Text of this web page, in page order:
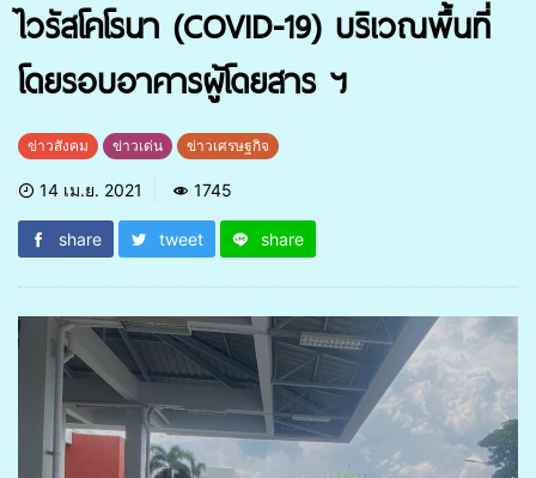
ไวรัสโคโรนา (COVID-19) บริเวณพื้นที่
โดยรอบอาคารผู้โดยสาร ฯ
ข่าวสังคม ข่าวเด่น ข่าวเศรษฐกิจ
14 เม.ย. 2021 1745
share tweet share